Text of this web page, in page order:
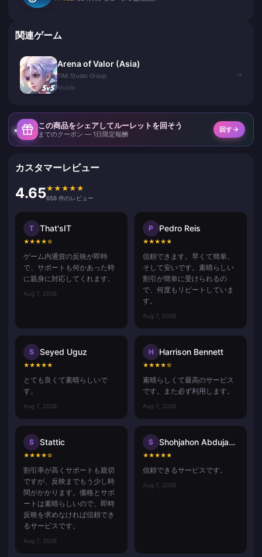
関連ゲーム
Arena of Valor (Asia)
TiMi Studio Group
Mobile
→
この商品をシェアしてルーレットを回そう
までのクーポン — 1日限定報酬
回す
カスタマーレビュー
4.65★ ★ ★ ★ ★
656 件のレビュー
T That'sIT
★★★★☆
ゲーム内通貨の反映が即時
で、サポートも何かあった時
に親身に対応してくれます。
Aug 7, 2026
P Pedro Reis
★★★★★
信頼できます。早くて簡単、
そして安いです。素晴らしい
割引が簡単に受けられるの
で、何度もリピートしていま
す。
Aug 7, 2026
S Seyed Uguz
★★★★★
とても良くて素晴らしいで
す。
Aug 7, 2026
H Harrison Bennett
★★★★☆
素晴らしくて最高のサービス
です。また必ず利用します。
Aug 7, 2026
S Stattic
★★★★☆
割引率が高くサポートも親切
ですが、反映までもう少し時
間がかかります。価格とサポ
ートは素晴らしいので、即時
反映を求めなければ信頼でき
るサービスです。
Aug 7, 2026
S Shohjahon Abdujabbor
★★★★★
信頼できるサービスです。
Aug 7, 2026